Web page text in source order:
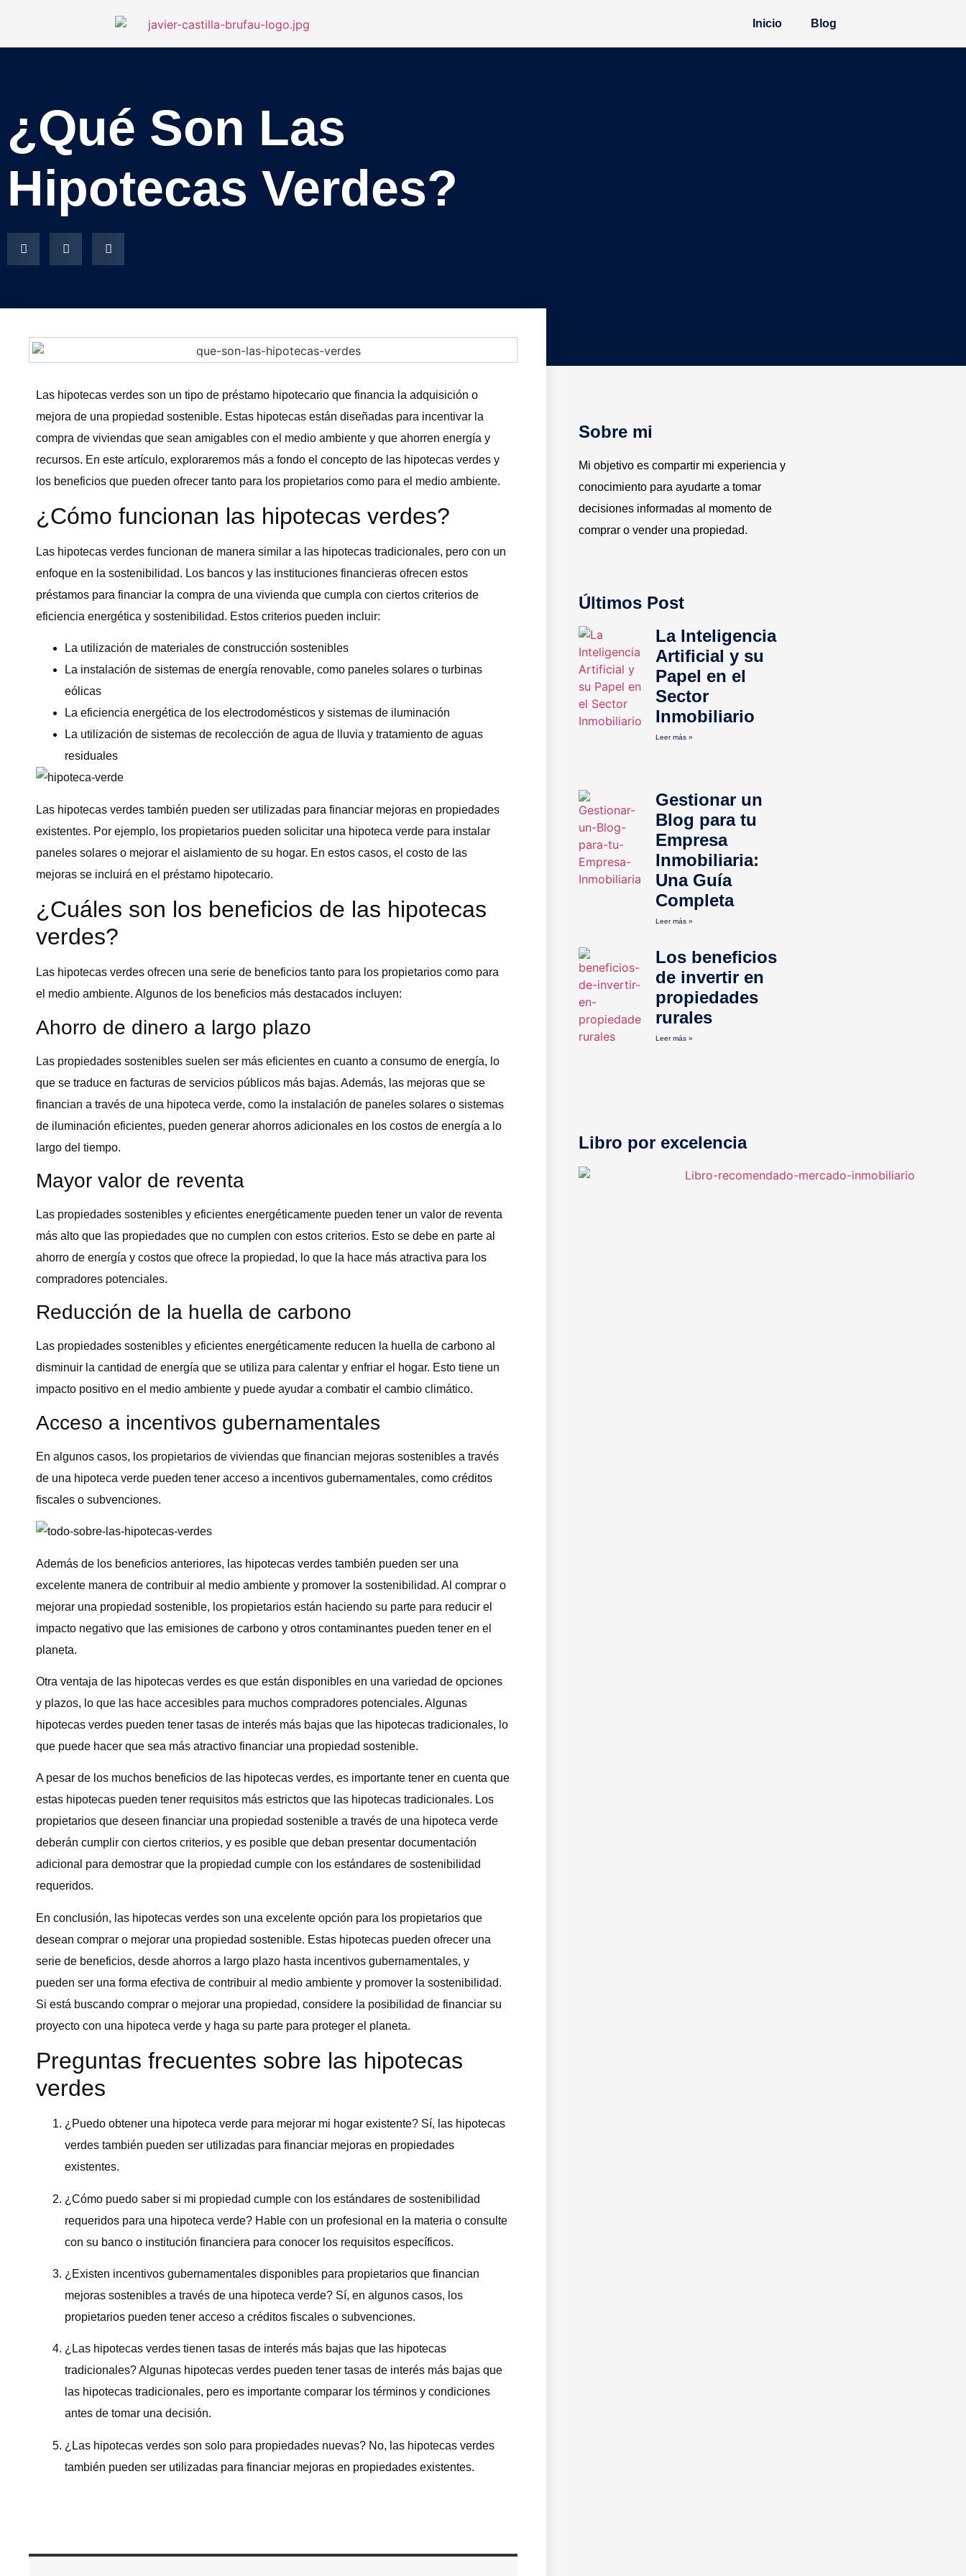
Inicio Blog
¿Qué Son Las
Hipotecas Verdes?
Las hipotecas verdes son un tipo de préstamo hipotecario que financia la adquisición o
mejora de una propiedad sostenible. Estas hipotecas están diseñadas para incentivar la
compra de viviendas que sean amigables con el medio ambiente y que ahorren energía y
recursos. En este artículo, exploraremos más a fondo el concepto de las hipotecas verdes y
los beneficios que pueden ofrecer tanto para los propietarios como para el medio ambiente.
¿Cómo funcionan las hipotecas verdes?
Las hipotecas verdes funcionan de manera similar a las hipotecas tradicionales, pero con un
enfoque en la sostenibilidad. Los bancos y las instituciones financieras ofrecen estos
préstamos para financiar la compra de una vivienda que cumpla con ciertos criterios de
eficiencia energética y sostenibilidad. Estos criterios pueden incluir:
La utilización de materiales de construcción sostenibles
La instalación de sistemas de energía renovable, como paneles solares o turbinas
eólicas
La eficiencia energética de los electrodomésticos y sistemas de iluminación
La utilización de sistemas de recolección de agua de lluvia y tratamiento de aguas
residuales
Las hipotecas verdes también pueden ser utilizadas para financiar mejoras en propiedades
existentes. Por ejemplo, los propietarios pueden solicitar una hipoteca verde para instalar
paneles solares o mejorar el aislamiento de su hogar. En estos casos, el costo de las
mejoras se incluirá en el préstamo hipotecario.
¿Cuáles son los beneficios de las hipotecas
verdes?
Las hipotecas verdes ofrecen una serie de beneficios tanto para los propietarios como para
el medio ambiente. Algunos de los beneficios más destacados incluyen:
Ahorro de dinero a largo plazo
Las propiedades sostenibles suelen ser más eficientes en cuanto a consumo de energía, lo
que se traduce en facturas de servicios públicos más bajas. Además, las mejoras que se
financian a través de una hipoteca verde, como la instalación de paneles solares o sistemas
de iluminación eficientes, pueden generar ahorros adicionales en los costos de energía a lo
largo del tiempo.
Mayor valor de reventa
Las propiedades sostenibles y eficientes energéticamente pueden tener un valor de reventa
más alto que las propiedades que no cumplen con estos criterios. Esto se debe en parte al
ahorro de energía y costos que ofrece la propiedad, lo que la hace más atractiva para los
compradores potenciales.
Reducción de la huella de carbono
Las propiedades sostenibles y eficientes energéticamente reducen la huella de carbono al
disminuir la cantidad de energía que se utiliza para calentar y enfriar el hogar. Esto tiene un
impacto positivo en el medio ambiente y puede ayudar a combatir el cambio climático.
Acceso a incentivos gubernamentales
En algunos casos, los propietarios de viviendas que financian mejoras sostenibles a través
de una hipoteca verde pueden tener acceso a incentivos gubernamentales, como créditos
fiscales o subvenciones.
Además de los beneficios anteriores, las hipotecas verdes también pueden ser una
excelente manera de contribuir al medio ambiente y promover la sostenibilidad. Al comprar o
mejorar una propiedad sostenible, los propietarios están haciendo su parte para reducir el
impacto negativo que las emisiones de carbono y otros contaminantes pueden tener en el
planeta.
Otra ventaja de las hipotecas verdes es que están disponibles en una variedad de opciones
y plazos, lo que las hace accesibles para muchos compradores potenciales. Algunas
hipotecas verdes pueden tener tasas de interés más bajas que las hipotecas tradicionales, lo
que puede hacer que sea más atractivo financiar una propiedad sostenible.
A pesar de los muchos beneficios de las hipotecas verdes, es importante tener en cuenta que
estas hipotecas pueden tener requisitos más estrictos que las hipotecas tradicionales. Los
propietarios que deseen financiar una propiedad sostenible a través de una hipoteca verde
deberán cumplir con ciertos criterios, y es posible que deban presentar documentación
adicional para demostrar que la propiedad cumple con los estándares de sostenibilidad
requeridos.
En conclusión, las hipotecas verdes son una excelente opción para los propietarios que
desean comprar o mejorar una propiedad sostenible. Estas hipotecas pueden ofrecer una
serie de beneficios, desde ahorros a largo plazo hasta incentivos gubernamentales, y
pueden ser una forma efectiva de contribuir al medio ambiente y promover la sostenibilidad.
Si está buscando comprar o mejorar una propiedad, considere la posibilidad de financiar su
proyecto con una hipoteca verde y haga su parte para proteger el planeta.
Preguntas frecuentes sobre las hipotecas
verdes
¿Puedo obtener una hipoteca verde para mejorar mi hogar existente? Sí, las hipotecas
verdes también pueden ser utilizadas para financiar mejoras en propiedades
existentes.
¿Cómo puedo saber si mi propiedad cumple con los estándares de sostenibilidad
requeridos para una hipoteca verde? Hable con un profesional en la materia o consulte
con su banco o institución financiera para conocer los requisitos específicos.
¿Existen incentivos gubernamentales disponibles para propietarios que financian
mejoras sostenibles a través de una hipoteca verde? Sí, en algunos casos, los
propietarios pueden tener acceso a créditos fiscales o subvenciones.
¿Las hipotecas verdes tienen tasas de interés más bajas que las hipotecas
tradicionales? Algunas hipotecas verdes pueden tener tasas de interés más bajas que
las hipotecas tradicionales, pero es importante comparar los términos y condiciones
antes de tomar una decisión.
¿Las hipotecas verdes son solo para propiedades nuevas? No, las hipotecas verdes
también pueden ser utilizadas para financiar mejoras en propiedades existentes.
Sobre mi
Mi objetivo es compartir mi experiencia y
conocimiento para ayudarte a tomar
decisiones informadas al momento de
comprar o vender una propiedad.
Últimos Post
La Inteligencia
Artificial y su
Papel en el
Sector
Inmobiliario
Leer más »
Gestionar un
Blog para tu
Empresa
Inmobiliaria:
Una Guía
Completa
Leer más »
Los beneficios
de invertir en
propiedades
rurales
Leer más »
Libro por excelencia